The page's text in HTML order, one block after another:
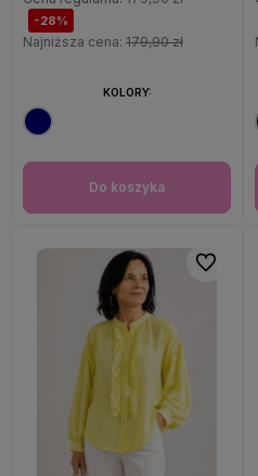
-28%
Najniższa cena: 179,90 zł
Do koszyka
KOLORY:
Do